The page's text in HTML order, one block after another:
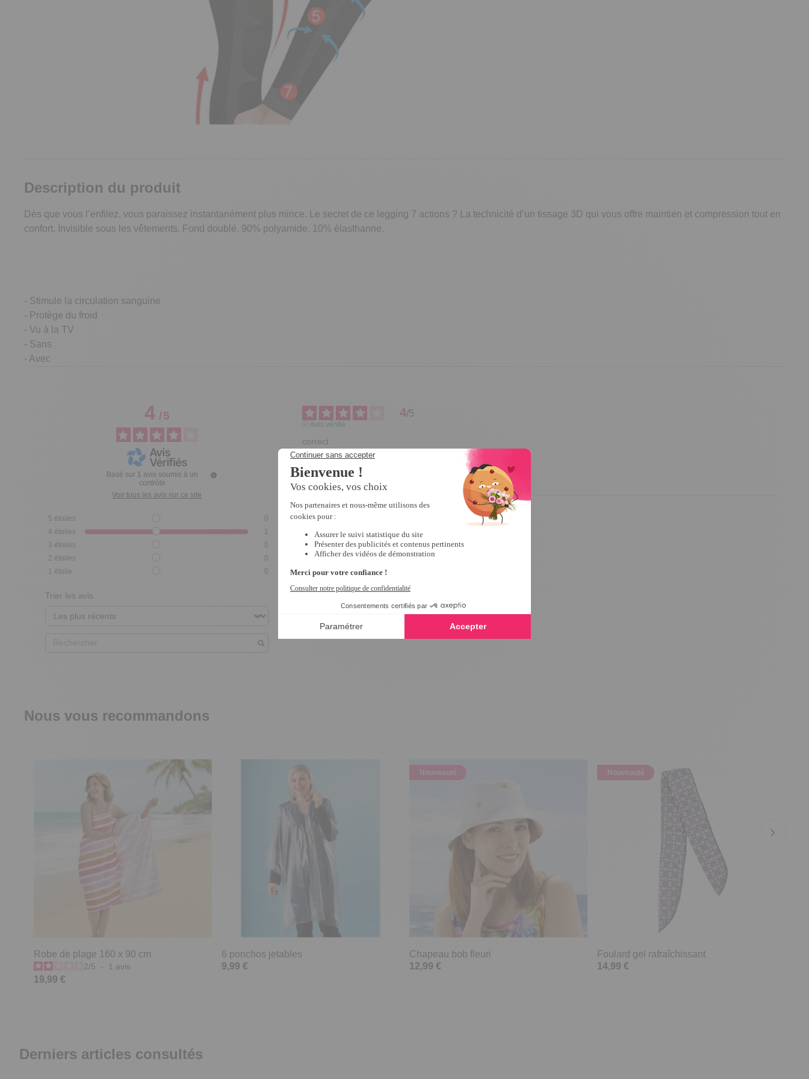
Description du produit
Dès que vous l’enfilez, vous paraissez instantanément plus mince. Le secret de ce legging 7 actions ? La technicité d’un tissage 3D qui vous offre maintien et compression tout en
confort. Invisible sous les vêtements. Fond doublé. 90% polyamide, 10% élasthanne.
- Stimule la circulation sanguine
- Protège du froid
- Vu à la TV
- Sans
- Avec
4/5
Basé sur 1 avis soumis à un
contrôle
Voir tous les avis sur ce site
5 étoiles
0
4 étoiles
1
3 étoiles
0
2 étoiles
0
1 étoile 0
Trier les avis
4/5
Avis vérifié
correct
Avis du15/09/2017 , suite à une expérience du 29/08/2017
Utile(0)Signaler
Nous vous recommandons
Robe de plage 160 x 90 cm
2/5 - 1 avis
19,99 €
6 ponchos jetables
9,99 €
Nouveauté
Chapeau bob fleuri
12,99 €
Nouveauté
Foulard gel rafraîchissant
14,99 €
Derniers articles consultés